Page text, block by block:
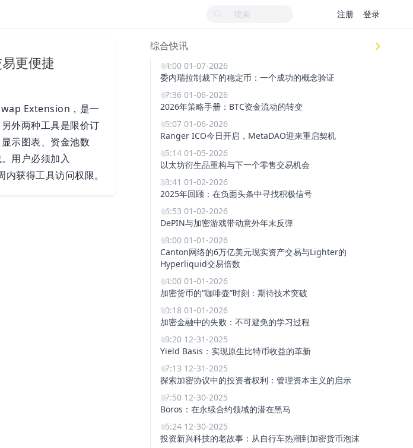
注册 登录
更便捷
Extension，是一
外两种工具是限价订
示图表、资金池数
用户必须加入
获得工具访问权限。
综合快讯
14:00 01-07-2026
委内瑞拉制裁下的稳定币：一个成功的概念验证
17:36 01-06-2026
2026年策略手册：BTC资金流动的转变
15:07 01-06-2026
Ranger ICO今日开启，MetaDAO迎来重启契机
15:14 01-05-2026
以太坊衍生品重构与下一个零售交易机会
23:41 01-02-2026
2025年回顾：在负面头条中寻找积极信号
16:53 01-02-2026
DePIN与加密游戏带动意外年末反弹
18:00 01-01-2026
Canton网络的6万亿美元现实资产交易与Lighter的
Hyperliquid交易倍数
14:00 01-01-2026
加密货币的“咖啡壶”时刻：期待技术突破
00:18 01-01-2026
加密金融中的失败：不可避免的学习过程
19:20 12-31-2025
Yield Basis：实现原生比特币收益的革新
17:13 12-31-2025
探索加密协议中的投资者权利：管理资本主义的启示
17:50 12-30-2025
Boros：在永续合约领域的潜在黑马
15:24 12-30-2025
投资新兴科技的老故事：从自行车热潮到加密货币泡沫